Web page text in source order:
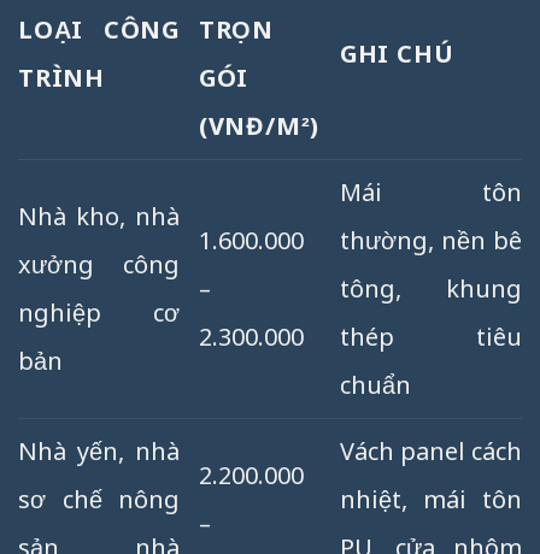
LOẠI CÔNG
TRÌNH
TRỌN
GÓI
(VNĐ/M²)
GHI CHÚ
Nhà kho, nhà
xưởng công
nghiệp cơ
bản
1.600.000
–
2.300.000
Mái tôn
thường, nền bê
tông, khung
thép tiêu
chuẩn
Nhà yến, nhà
sơ chế nông
2.200.000
–
Vách panel cách
nhiệt, mái tôn